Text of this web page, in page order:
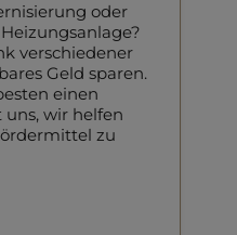
oder
verschiedener
Geld sparen.
einen
wir helfen
zu